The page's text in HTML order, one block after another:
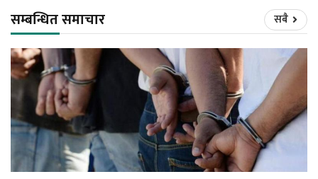
सम्बन्धित समाचार सबै